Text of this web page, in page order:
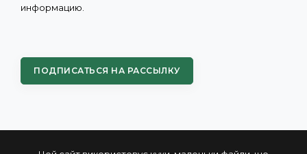
информацию.
ПОДПИСАТЬСЯ НА РАССЫЛКУ